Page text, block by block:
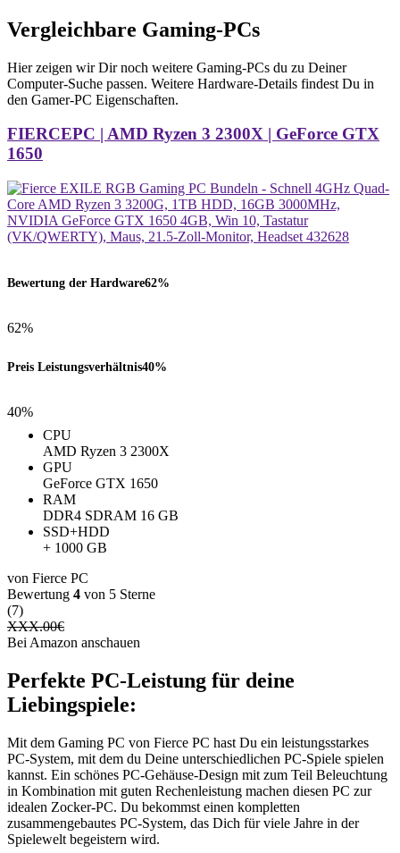
Vergleichbare Gaming-PCs
Hier zeigen wir Dir noch weitere Gaming-PCs du zu Deiner
Computer-Suche passen. Weitere Hardware-Details findest Du in
den Gamer-PC Eigenschaften.
FIERCEPC | AMD Ryzen 3 2300X | GeForce GTX
1650
Bewertung der Hardware62%
62%
Preis Leistungsverhältnis40%
40%
CPU
AMD Ryzen 3 2300X
GPU
GeForce GTX 1650
RAM
DDR4 SDRAM 16 GB
SSD+HDD
+ 1000 GB
von Fierce PC
Bewertung 4 von 5 Sterne
(7)
XXX.00€
Bei Amazon anschauen
Perfekte PC-Leistung für deine
Liebingspiele:
Mit dem Gaming PC von Fierce PC hast Du ein leistungsstarkes
PC-System, mit dem du Deine unterschiedlichen PC-Spiele spielen
kannst. Ein schönes PC-Gehäuse-Design mit zum Teil Beleuchtung
in Kombination mit guten Rechenleistung machen diesen PC zur
idealen Zocker-PC. Du bekommst einen kompletten
zusammengebautes PC-System, das Dich für viele Jahre in der
Spielewelt begeistern wird.